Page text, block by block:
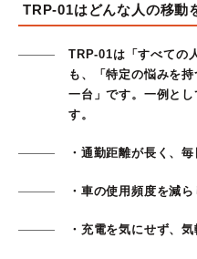
TRP-01はどんな人の移動
TRP-01は「すべての
も、「特定の悩みを
一台」です。一例と
す。
・通勤距離が長く、
・車の使用頻度を減
・充電を気にせず、